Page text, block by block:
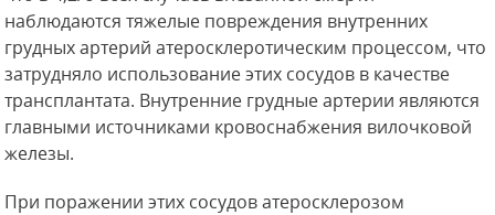
наблюдаются тяжелые повреждения внутренних
грудных артерий атеросклеротическим процессом, что
затрудняло использование этих сосудов в качестве
трансплантата. Внутренние грудные артерии являются
главными источниками кровоснабжения вилочковой
железы.
При поражении этих сосудов атеросклерозом